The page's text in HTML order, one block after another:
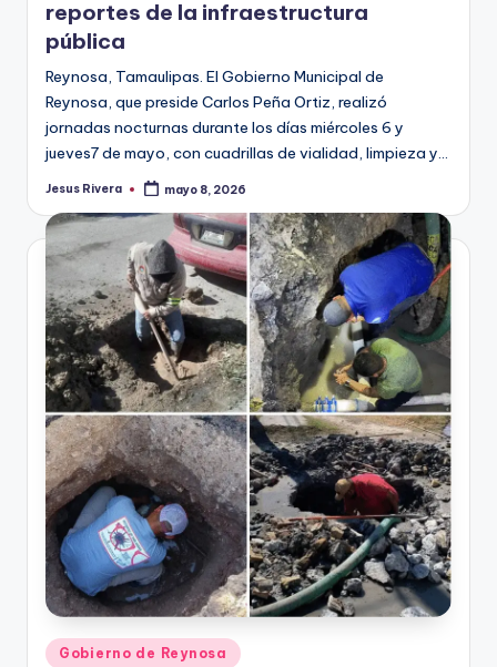
reportes de la infraestructura
pública
Reynosa, Tamaulipas. El Gobierno Municipal de
Reynosa, que preside Carlos Peña Ortiz, realizó
jornadas nocturnas durante los días miércoles 6 y
jueves7 de mayo, con cuadrillas de vialidad, limpieza y…
Publicado
Jesus Rivera mayo 8, 2026
Publicado
Gobierno de Reynosa